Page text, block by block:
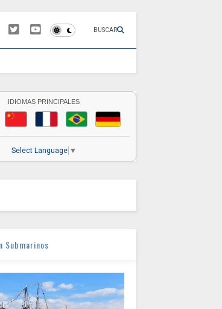
BUSCAR
IDIOMAS PRINCIPALES
Select Language ▼
Submarinos